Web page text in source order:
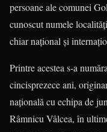
persoane ale comunei
cunoscut numele
chiar naţional şi
Printre acestea s-a
cincisprezece ani,
naţională cu echipa de
Râmnicu Vâlcea, în